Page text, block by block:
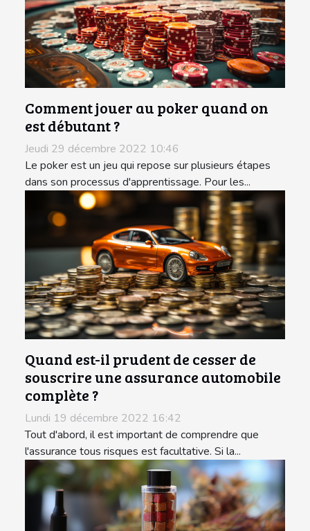
Comment jouer au poker quand on
est débutant ?
Jeudi 29 décembre 2022 10:46
Le poker est un jeu qui repose sur plusieurs étapes
dans son processus d'apprentissage. Pour les...
Quand est-il prudent de cesser de
souscrire une assurance automobile
complète ?
Lundi 19 décembre 2022 16:42
Tout d'abord, il est important de comprendre que
l'assurance tous risques est facultative. Si la...